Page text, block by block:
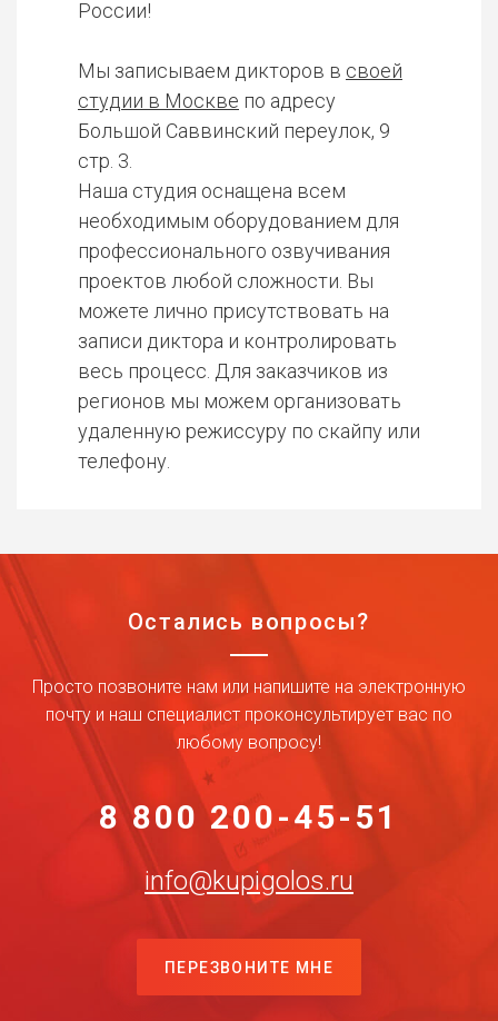
России!
Мы записываем дикторов в своей
студии в Москве по адресу
Большой Саввинский переулок, 9
стр. 3.
Наша студия оснащена всем
необходимым оборудованием для
профессионального озвучивания
проектов любой сложности. Вы
можете лично присутствовать на
записи диктора и контролировать
весь процесс. Для заказчиков из
регионов мы можем организовать
удаленную режиссуру по скайпу или
телефону.
Остались вопросы?
Просто позвоните нам или напишите на электронную
почту и наш специалист проконсультирует вас по
любому вопросу!
8 800 200-45-51
info@kupigolos.ru
ПЕРЕЗВОНИТЕ МНЕ